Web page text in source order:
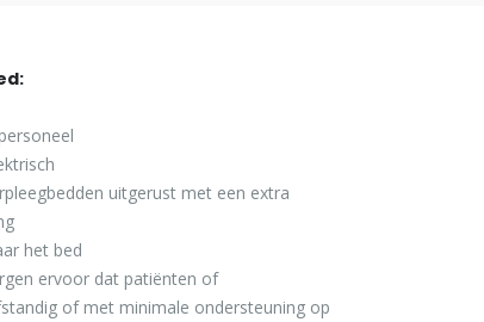
uitgerust met een extra
het bed
ervoor dat patiënten of
of met minimale ondersteuning op